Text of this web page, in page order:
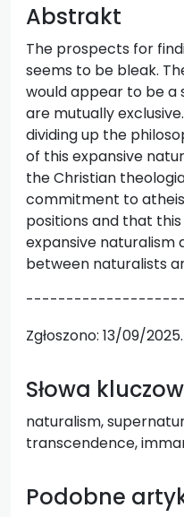
Abstrakt
The prospects for
seems to be bleak.
would appear to be a
are mutually
dividing up the
of this expansive
the Christian
commitment to
positions and that
expansive naturalism
between naturalists
Zgłoszono: 13/09/
Słowa
naturalism,
transcendence,
Podobne